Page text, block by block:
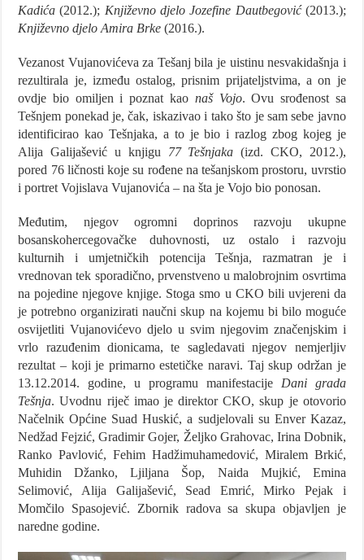
Kadića (2012.); Književno djelo Jozefine Dautbegović(2013.);
Književno djelo Amira Brke (2016.).
Vezanost Vujanovićeva za Tešanj bila je uistinu nesvakidašnja i
rezultirala je, između ostalog, prisnim prijateljstvima, a on je
ovdje bio omiljen i poznat kao naš Vojo. Ovu srođenost sa
Tešnjem ponekad je, čak, iskazivao i tako što je sam sebe javno
identificirao kao Tešnjaka, a to je bio i razlog zbog kojeg je
Alija Galijašević u knjigu 77 Tešnjaka (izd. CKO, 2012.),
pored 76 ličnosti koje su rođene na tešanjskom prostoru, uvrstio
i portret Vojislava Vujanovića – na šta je Vojo bio ponosan.
Međutim, njegov ogromni doprinos razvoju ukupne
bosanskohercegovačke duhovnosti, uz ostalo i razvoju
kulturnih i umjetničkih potencija Tešnja, razmatran je i
vrednovan tek sporadično, prvenstveno u malobrojnim osvrtima
na pojedine njegove knjige. Stoga smo u CKO bili uvjereni da
je potrebno organizirati naučni skup na kojemu bi bilo moguće
osvijetliti Vujanovićevo djelo u svim njegovim značenjskim i
vrlo razuđenim dionicama, te sagledavati njegov nemjerljiv
rezultat – koji je primarno estetičke naravi. Taj skup održan je
13.12.2014. godine, u programu manifestacije Dani grada
Tešnja. Uvodnu riječ imao je direktor CKO, skup je otovorio
Načelnik Općine Suad Huskić, a sudjelovali su Enver Kazaz,
Nedžad Fejzić, Gradimir Gojer, Željko Grahovac, Irina Dobnik,
Ranko Pavlović, Fehim Hadžimuhamedović, Miralem Brkić,
Muhidin Džanko, Ljiljana Šop, Naida Mujkić, Emina
Selimović, Alija Galijašević, Sead Emrić, Mirko Pejak i
Momčilo Spasojević. Zbornik radova sa skupa objavljen je
naredne godine.